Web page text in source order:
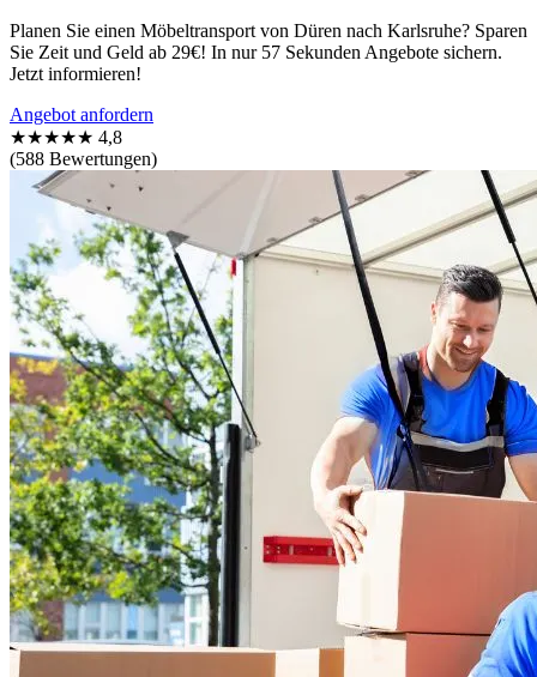
Planen Sie einen Möbeltransport von Düren nach Karlsruhe? Sparen
Sie Zeit und Geld ab 29€! In nur 57 Sekunden Angebote sichern.
Jetzt informieren!
Angebot anfordern
★★★★★ 4,8
(588 Bewertungen)